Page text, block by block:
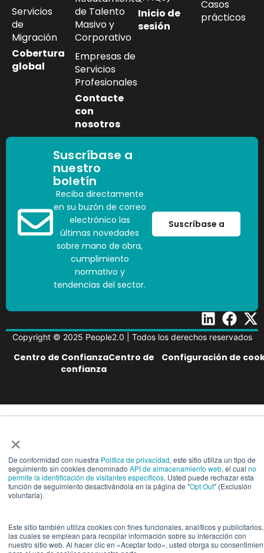
×
De conformidad con nuestra Política de privacidad, este sitio utiliza un tipo de
seguimiento sin cookies denominado API de almacenamiento web, el cual no
permite la identificación de visitantes específicos. Usted puede rechazar esta
función de seguimiento desactivándola en la página de "Opt Out" (Exclusión
voluntaria).
Este sitio también utiliza cookies con fines funcionales, analíticos y publicitarios,
las cuales se emplean para recopilar información sobre su interacción con
nuestro sitio web. Al hacer clic en «Aceptar todo», usted otorga su
Servicios
de
Migración
Cobertura
global
de Talento
Masivo y
Corporativo
Empresas de
Servicios
Profesionales
Contacte
con
nosotros
Inicio de
sesión
Casos
prácticos
Suscríbase a
nuestro
boletín
Reciba directamente
en su buzón de correo
electrónico las
últimas novedades
sobre mano de obra,
cumplimiento
normativo y
tendencias del sector.
Suscríbase a
Copyright © 2025 People2.0 | Todos los derechos reservados
Centro de ConfianzaCentro de
confianza
Configuración de